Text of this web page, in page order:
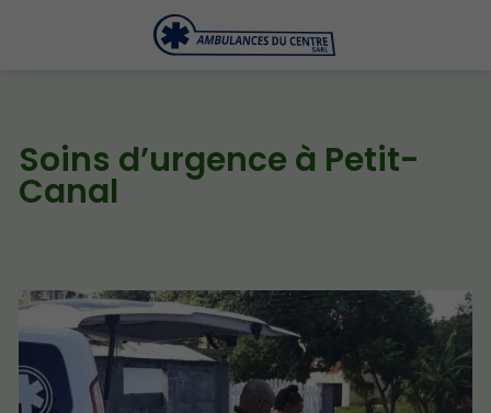
Soins d’urgence à Petit-
Canal